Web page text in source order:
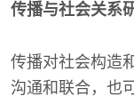
传播与社会关系
传播对社会构造
沟通和联合，也